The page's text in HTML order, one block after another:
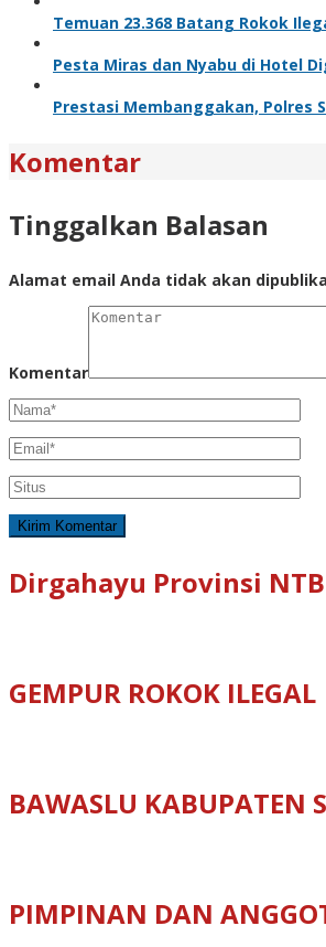
Temuan 23.368 Batang Rokok
Pesta Miras dan Nyabu di Hotel
Prestasi Membanggakan, Polres
Komentar
Tinggalkan Balasan
Alamat email Anda tidak akan
Komentar
Dirgahayu Provinsi
GEMPUR ROKOK ILEGAL
BAWASLU KABUPATEN
PIMPINAN DAN